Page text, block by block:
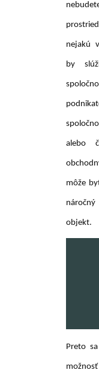
nejakú
by
alebo
môže
objekt.
Preto